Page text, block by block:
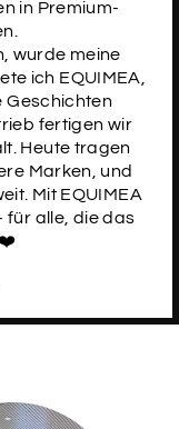
in Premium-
wurde meine
ich EQUIMEA,
Geschichten
fertigen wir
Heute tragen
Marken, und
Mit EQUIMEA
für alle, die das
❤️